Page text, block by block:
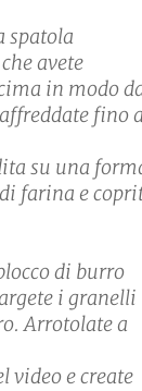
spatola
avete
in modo
fino
su una
farina e
di burro
i granelli
Arrotolate a
video e create